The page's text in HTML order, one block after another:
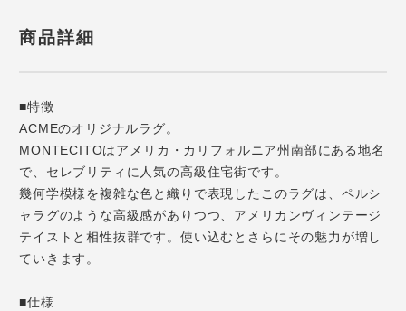
商品詳細
■特徴
ACMEのオリジナルラグ。
MONTECITOはアメリカ・カリフォルニア州南部にある地名
で、セレブリティに人気の高級住宅街です。
幾何学模様を複雑な色と織りで表現したこのラグは、ペルシ
ャラグのような高級感がありつつ、アメリカンヴィンテージ
テイストと相性抜群です。使い込むとさらにその魅力が増し
ていきます。
■仕様